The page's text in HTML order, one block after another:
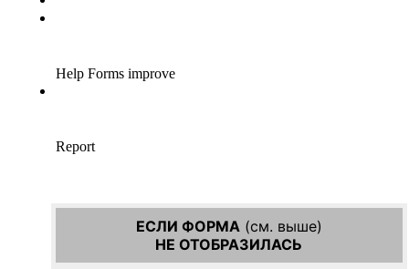
ЕСЛИ ФОРМА (см. выше)
НЕ ОТОБРАЗИЛАСЬ